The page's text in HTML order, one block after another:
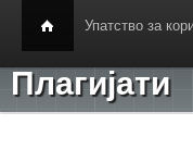
Упатство за
Плагијати